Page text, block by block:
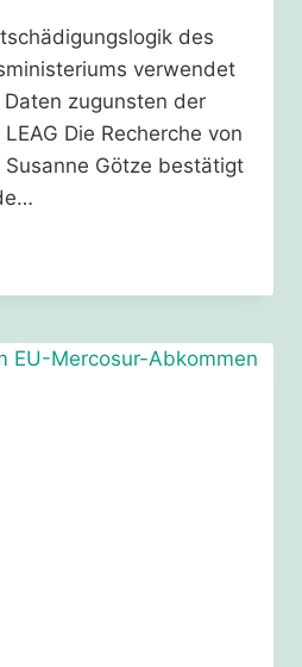
des
verwendet
zugunsten der
Die Recherche von
Götze bestätigt